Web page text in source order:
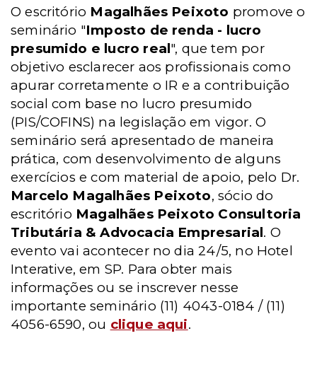
O escritório Magalhães Peixoto promove o
seminário "Imposto de renda - lucro
presumido e lucro real", que tem por
objetivo esclarecer aos profissionais como
apurar corretamente o IR e a contribuição
social com base no lucro presumido
(PIS/COFINS) na legislação em vigor. O
seminário será apresentado de maneira
prática, com desenvolvimento de alguns
exercícios e com material de apoio, pelo Dr.
Marcelo Magalhães Peixoto, sócio do
escritório Magalhães Peixoto Consultoria
Tributária & Advocacia Empresarial. O
evento vai acontecer no dia 24/5, no Hotel
Interative, em SP. Para obter mais
informações ou se inscrever nesse
importante seminário (11) 4043-0184 / (11)
4056-6590, ou clique aqui.